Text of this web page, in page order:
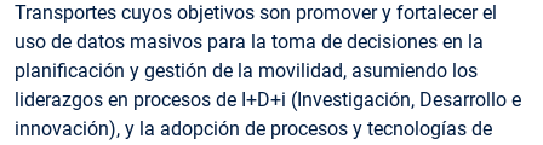
Transportes cuyos objetivos son promover y fortalecer el
uso de datos masivos para la toma de decisiones en la
planificación y gestión de la movilidad, asumiendo los
liderazgos en procesos de I+D+i (Investigación, Desarrollo e
innovación), y la adopción de procesos y tecnologías de